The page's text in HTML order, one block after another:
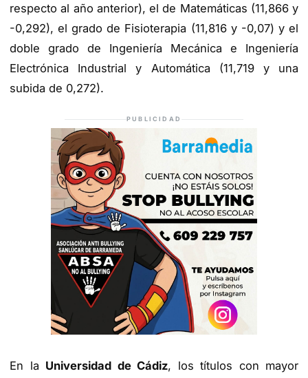
respecto al año anterior), el de Matemáticas (11,866 y
-0,292), el grado de Fisioterapia (11,816 y -0,07) y el
doble grado de Ingeniería Mecánica e Ingeniería
Electrónica Industrial y Automática (11,719 y una
subida de 0,272).
PUBLICIDAD
En la Universidad de Cádiz, los títulos con mayor